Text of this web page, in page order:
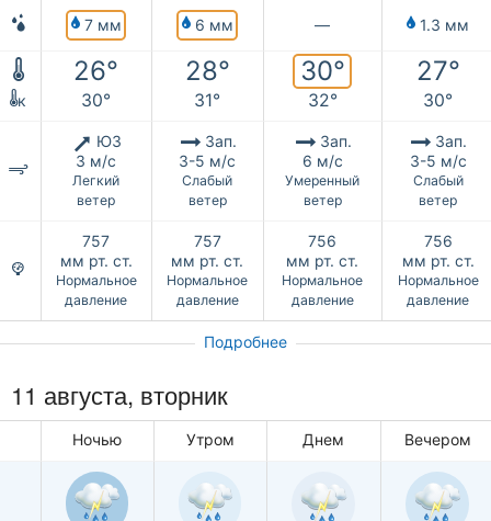
7 мм 6 мм — 1.3 мм
26° 28° 30° 27°
к 30° 31° 32° 30°
ЮЗ
3 м/с
Легкий
ветер
Зап.
3-5 м/с
Слабый
ветер
Зап.
6 м/с
Умеренный
ветер
Зап.
3-5 м/с
Слабый
ветер
757
мм рт. ст.
Нормальное
давление
757
мм рт. ст.
Нормальное
давление
756
мм рт. ст.
Нормальное
давление
756
мм рт. ст.
Нормальное
давление
Подробнее
11 августа, вторник
Ночью Утром Днем Вечером